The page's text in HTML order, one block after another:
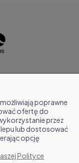
poprawne
ofertę do
przez
lub dostosować
opcję
Polityce